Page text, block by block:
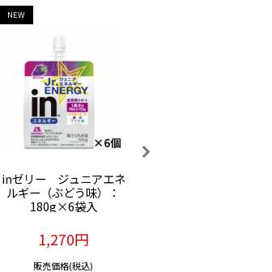
NEW
inゼリー　ジュニアエネ
ルギー（ぶどう味）：
180g×6袋入
1,270円
販売価格(税込)